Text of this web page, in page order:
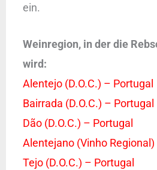
ein.
Weinregion, in der die
wird:
Alentejo (D.O.C.) – Portugal
Bairrada (D.O.C.) – Portugal
Dão (D.O.C.) – Portugal
Alentejano (Vinho Regional)
Tejo (D.O.C.) – Portugal